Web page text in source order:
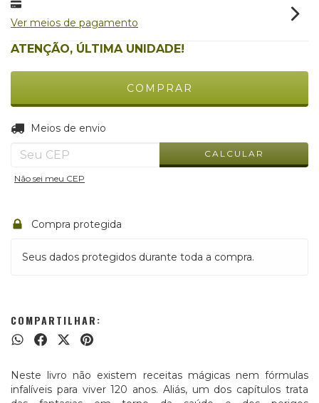
Ver meios de pagamento
ATENÇÃO, ÚLTIMA UNIDADE!
Entregas para o CEP:
Meios de envio
CALCULAR
Não sei meu CEP
Compra protegida
Seus dados protegidos durante toda a compra.
COMPARTILHAR:
Neste livro não existem receitas mágicas nem fórmulas
infalíveis para viver 120 anos. Aliás, um dos capítulos trata